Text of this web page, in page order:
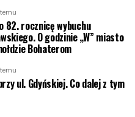
82. rocznicę wybuchu
O godzinie „W” miasto
Bohaterom
ul. Gdyńskiej. Co dalej z tym